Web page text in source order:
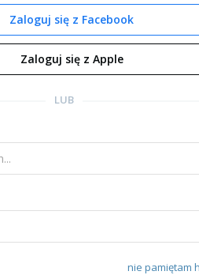
Zaloguj się z Facebook
Zaloguj się z Apple
LUB
nie pamiętam